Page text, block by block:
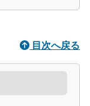
目次へ戻る